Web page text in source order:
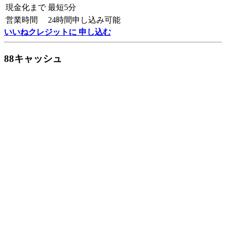
現金化まで 最短5分
営業時間
24時間申し込み可能
いいねクレジットに 申し込む
88キャッシュ